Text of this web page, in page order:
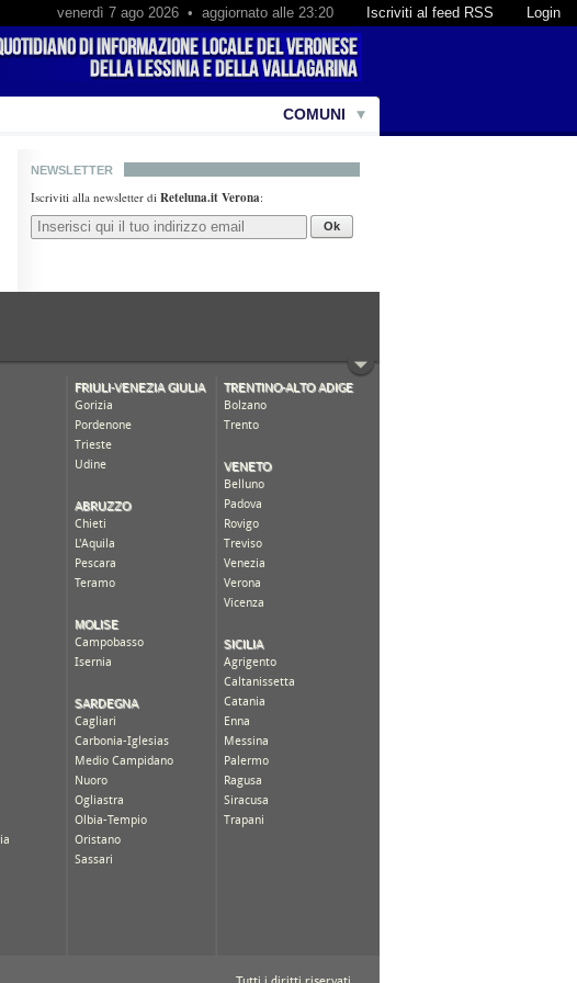
Login
Iscriviti al feed RSS
venerdì 7 ago 2026 • aggiornato alle 23:20
COMUNI
NEWSLETTER
Iscriviti alla newsletter di Reteluna.it Verona:
Ok